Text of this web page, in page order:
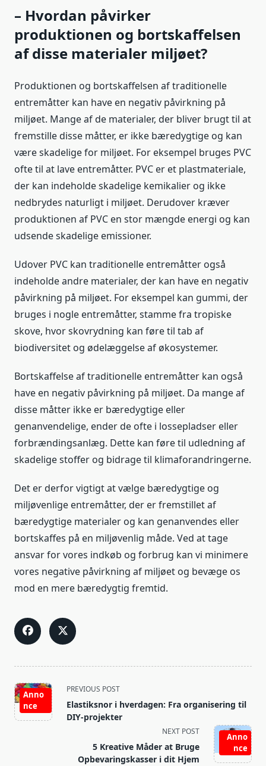
– Hvordan påvirker
produktionen og bortskaffelsen
af disse materialer miljøet?
Produktionen og bortskaffelsen af traditionelle
entremåtter kan have en negativ påvirkning på
miljøet. Mange af de materialer, der bliver brugt til at
fremstille disse måtter, er ikke bæredygtige og kan
være skadelige for miljøet. For eksempel bruges PVC
ofte til at lave entremåtter. PVC er et plastmateriale,
der kan indeholde skadelige kemikalier og ikke
nedbrydes naturligt i miljøet. Derudover kræver
produktionen af PVC en stor mængde energi og kan
udsende skadelige emissioner.
Udover PVC kan traditionelle entremåtter også
indeholde andre materialer, der kan have en negativ
påvirkning på miljøet. For eksempel kan gummi, der
bruges i nogle entremåtter, stamme fra tropiske
skove, hvor skovrydning kan føre til tab af
biodiversitet og ødelæggelse af økosystemer.
Bortskaffelse af traditionelle entremåtter kan også
have en negativ påvirkning på miljøet. Da mange af
disse måtter ikke er bæredygtige eller
genanvendelige, ender de ofte i lossepladser eller
forbrændingsanlæg. Dette kan føre til udledning af
skadelige stoffer og bidrage til klimaforandringerne.
Det er derfor vigtigt at vælge bæredygtige og
miljøvenlige entremåtter, der er fremstillet af
bæredygtige materialer og kan genanvendes eller
bortskaffes på en miljøvenlig måde. Ved at tage
ansvar for vores indkøb og forbrug kan vi minimere
vores negative påvirkning af miljøet og bevæge os
mod en mere bæredygtig fremtid.
<span
class="nav-
subtitle
text">Page</span>
Anno
nce
PREVIOUS POST
Elastiksnor i hverdagen: Fra organisering til
DIY-projekter
Anno
nce
NEXT POST
5 Kreative Måder at Bruge
Opbevaringskasser i dit Hjem